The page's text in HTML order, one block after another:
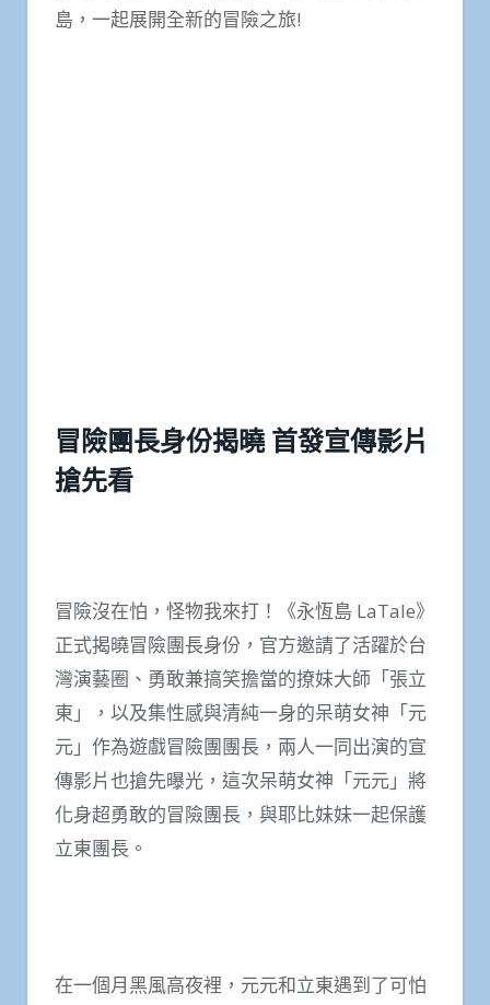
島，一起展開全新的冒險之旅!
冒險團長身份揭曉 首發宣傳影片
搶先看
冒險沒在怕，怪物我來打！《永恆島 LaTale》
正式揭曉冒險團長身份，官方邀請了活躍於台
灣演藝圈、勇敢兼搞笑擔當的撩妹大師「張立
東」，以及集性感與清純一身的呆萌女神「元
元」作為遊戲冒險團團長，兩人一同出演的宣
傳影片也搶先曝光，這次呆萌女神「元元」將
化身超勇敢的冒險團長，與耶比妹妹一起保護
立東團長。
在一個月黑風高夜裡，元元和立東遇到了可怕